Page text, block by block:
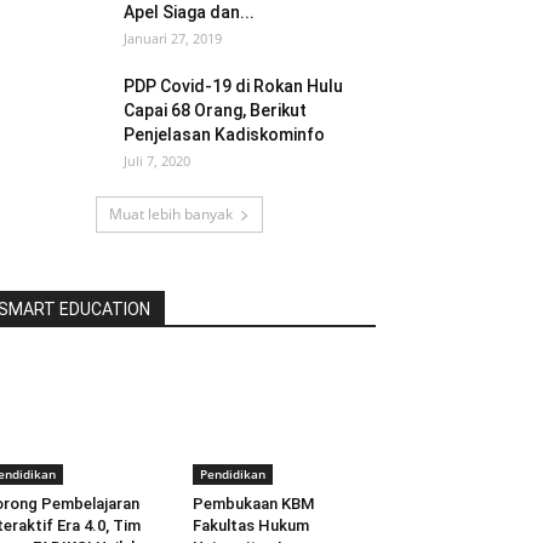
Apel Siaga dan...
Januari 27, 2019
PDP Covid-19 di Rokan Hulu
Capai 68 Orang, Berikut
Penjelasan Kadiskominfo
Juli 7, 2020
Muat lebih banyak
EDUCATION
Pembelajaran
Era 4.0, Tim
Pendidikan
Pembukaan KBM
Fakultas Hukum